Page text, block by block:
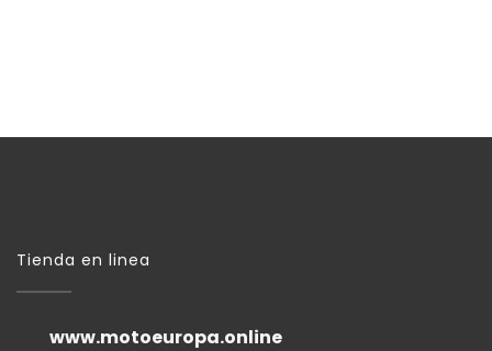
Tienda en linea
www.motoeuropa.online